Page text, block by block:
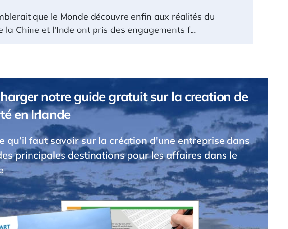
que le Monde découvre enfin aux réalités du
la Chine et l'Inde ont pris des engagements f…
notre guide gratuit sur la creation de
en Irlande
qu’il faut savoir sur la création d'une entreprise dans
principales destinations pour les affaires dans le